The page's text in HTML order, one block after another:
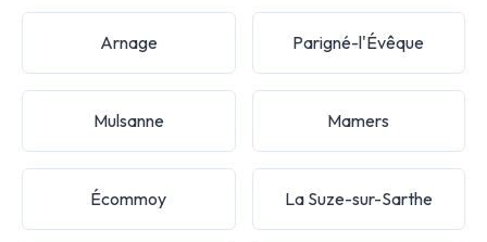
Arnage Parigné-l'Évêque
Mulsanne Mamers
Écommoy La Suze-sur-Sarthe